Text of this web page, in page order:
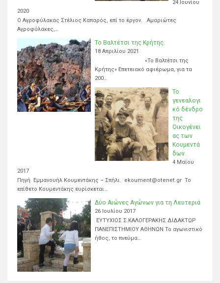
24 Ιουνίου
2020
Ο Αγροφύλακας Στέλιος Καπαρός, επί το έργον. Αμαριώτες
Αγροφύλακες,…
Το Βαλτέτσι της Κρήτης.
18 Απριλίου 2021
«Το Βαλτέτσι της
Κρήτης» Επετειακό αφιέρωμα, για τα
200…
Το
γενεαλογι
κό δένδρο
της
Οικογένει
ας των
Κουμεντά
δων.
4 Μαΐου
2017
Πηγή Εμμανουήλ Κουμεντάκης – Σπήλι. ekoument@otenet.gr Το
επίθετο Κουμεντάκης ευρίσκεται…
Δύο Αιώνες Αγώνων για τη Λευτεριά
26 Ιουλίου 2017
ΕΥΤΥΧΙΟΣ Σ.ΚΑΛΟΓΕΡΑΚΗΣ ΔΙΔΑΚΤΩΡ
ΠΑΝΕΠΙΣΤΗΜΙΟΥ ΑΘΗΝΩΝ Το αγωνιστικό
ήθος, το πνεύμα…